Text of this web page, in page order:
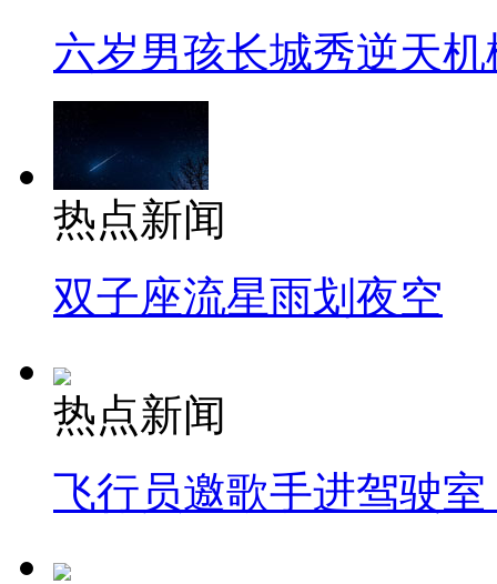
六岁男孩长城秀逆天机
热点新闻
双子座流星雨划夜空
热点新闻
飞行员邀歌手进驾驶